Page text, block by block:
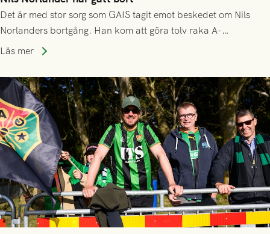
Det är med stor sorg som GAIS tagit emot beskedet om Nils
Norlanders bortgång. Han kom att göra tolv raka A-
lagssäsonger i Grönsvart och är en av få spelare som i GAIS
Läs mer